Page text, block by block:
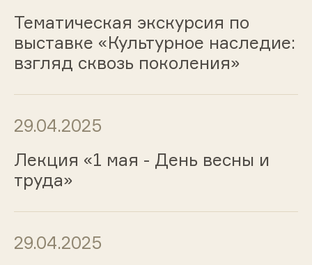
Тематическая экскурсия по
выставке «Культурное наследие:
взгляд сквозь поколения»
29.04.2025
Лекция «1 мая - День весны и
труда»
29.04.2025